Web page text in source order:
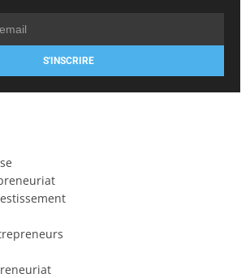
S'INSCRIRE